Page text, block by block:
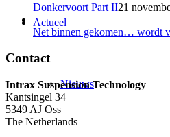
Actueel
Nieuws
Donkervoort Part II21
Net binnen gekomen… wordt
Contact
Intrax Suspension Technology
Kantsingel 34
5349 AJ Oss
The Netherlands